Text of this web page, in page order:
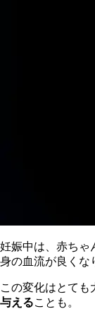
妊娠中は、赤ちゃ
身の血流が良くな
この変化はとても
与えることも。